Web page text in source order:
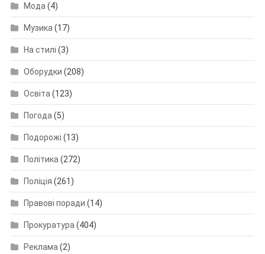
Мода (4)
Музика (17)
На стилі (3)
Оборудки (208)
Освіта (123)
Погода (5)
Подорожі (13)
Політика (272)
Поліція (261)
Правові поради (14)
Прокуратура (404)
Реклама (2)